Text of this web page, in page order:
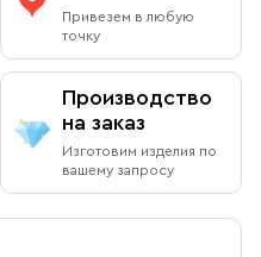
Привезем в любую
точку
Производство
на заказ
Изготовим изделия по
вашему запросу